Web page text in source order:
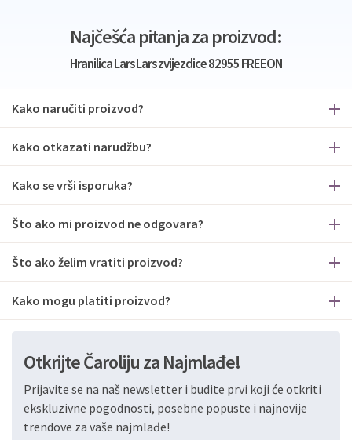
Najčešća pitanja za proizvod:
Hranilica Lars Lars zvijezdice 82955 FREEON
Kako naručiti proizvod?
Kako otkazati narudžbu?
Kako se vrši isporuka?
Što ako mi proizvod ne odgovara?
Što ako želim vratiti proizvod?
Kako mogu platiti proizvod?
Otkrijte Čaroliju za Najmlađe!
Prijavite se na naš newsletter i budite prvi koji će otkriti
ekskluzivne pogodnosti, posebne popuste i najnovije
trendove za vaše najmlađe!